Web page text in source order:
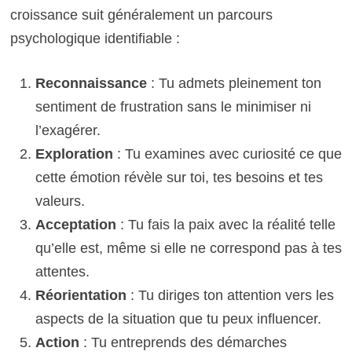
croissance suit généralement un parcours
psychologique identifiable :
Reconnaissance: Tu admets pleinement ton
sentiment de frustration sans le minimiser ni
l’exagérer.
Exploration : Tu examines avec curiosité ce que
cette émotion révèle sur toi, tes besoins et tes
valeurs.
Acceptation : Tu fais la paix avec la réalité telle
qu’elle est, même si elle ne correspond pas à tes
attentes.
Réorientation : Tu diriges ton attention vers les
aspects de la situation que tu peux influencer.
Action : Tu entreprends des démarches